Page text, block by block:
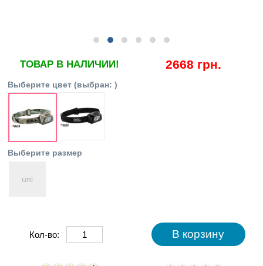
ТОВАР В НАЛИЧИИ! 2668 грн.
Выберите цвет (выбран: )
Выберите размер
uni
Кол-во: